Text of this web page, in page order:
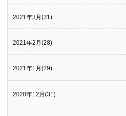
2021年3月(31)
2021年2月(28)
2021年1月(29)
2020年12月(31)